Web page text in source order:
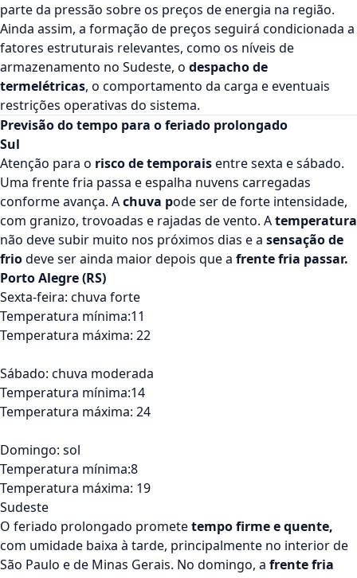
parte da pressão sobre os preços de energia na região.
Ainda assim, a formação de preços seguirá condicionada a
fatores estruturais relevantes, como os níveis de
armazenamento no Sudeste, o despacho de
termelétricas, o comportamento da carga e eventuais
restrições operativas do sistema.
Previsão do tempo para o feriado prolongado
Sul
Atenção para o risco de temporaisentre sexta e sábado.
Uma frente fria passa e espalha nuvens carregadas
conforme avança. Achuva pode ser de forte intensidade,
com granizo, trovoadas e rajadas de vento. Atemperatura
não deve subir muito nos próximos dias e a sensação de
friodeve ser ainda maior depois que a frente fria passar.
Porto Alegre (RS)
Sexta-feira: chuva forte
Temperatura mínima:11
Temperatura máxima: 22
Sábado: chuva moderada
Temperatura mínima:14
Temperatura máxima: 24
Domingo: sol
Temperatura mínima:8
Temperatura máxima: 19
Sudeste
O feriado prolongado prometetempo firme e quente,
com umidade baixa à tarde, principalmente no interior de
São Paulo e de Minas Gerais. No domingo, a frente fria